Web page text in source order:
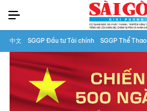
中文 SGGP Đầu tư Tài chính SGGP Thể Thao